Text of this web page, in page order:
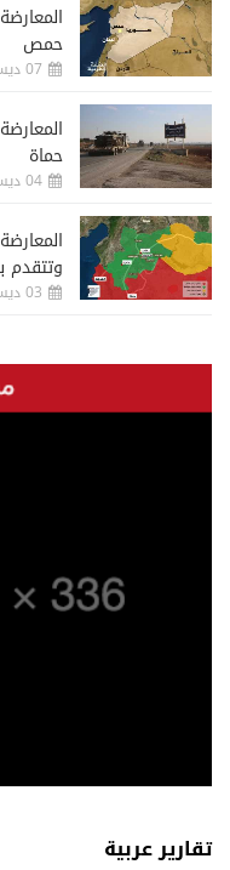
حمص
07 ديسمبر, 2024
حماة
04 ديسمبر, 2024
وتتقدم
03 ديسمبر, 2024
تقارير عربية